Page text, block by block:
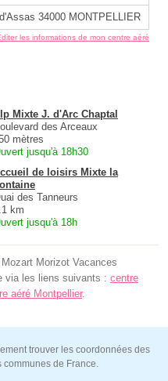
34000 MONTPELLIER
les informations de mon centre aéré
Mixte J. d'Arc Chaptal
des Arceaux
mètres
jusqu'à 18h30
de loisirs Mixte la
des Tanneurs
km
jusqu'à 18h
Morizot Vacances
via les liens suivants : centre
aéré Montpellier.
trouver les coordonnées des
communes de France.